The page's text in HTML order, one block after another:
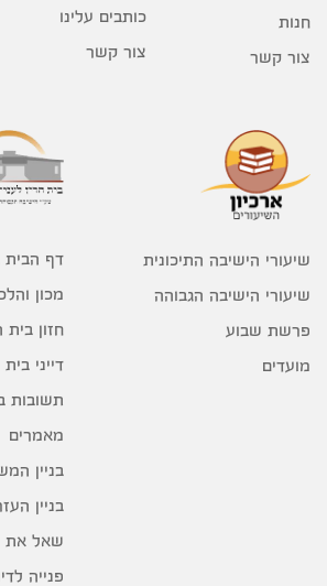
חנות
צור קשר
כותבים עלינו
צור קשר
שיעורי הישיבה התיכונית
שיעורי הישיבה הגבוהה
פרשת שבוע
מועדים
דף הבית
מכון
חזון בית
דייני בית
תשובות
מאמרים
בניין
בניין
שאל את
פנייה